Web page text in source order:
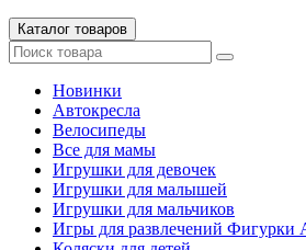
Каталог товаров
Новинки
Автокресла
Велосипеды
Все для мамы
Игрушки для девочек
Игрушки для малышей
Игрушки для мальчиков
Игры для развлечений Фигурки